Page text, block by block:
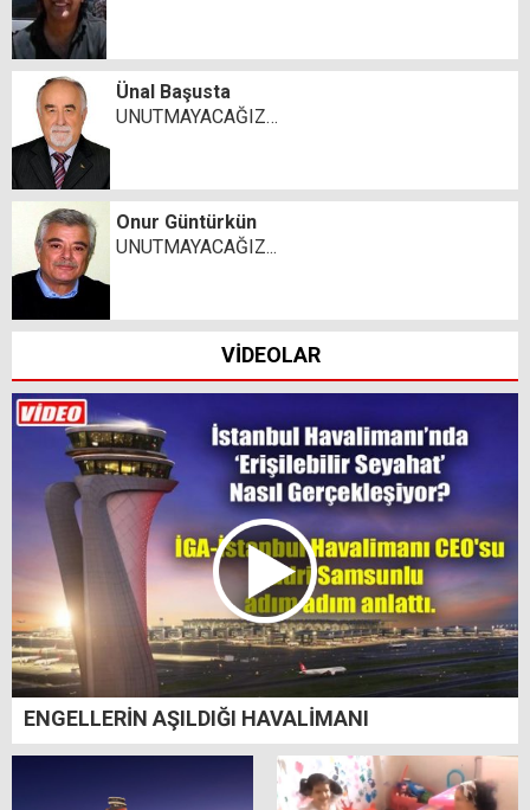
Ünal Başusta
UNUTMAYACAĞIZ…
Onur Güntürkün
UNUTMAYACAĞIZ...
VİDEOLAR
ENGELLERİN AŞILDIĞI HAVALİMANI